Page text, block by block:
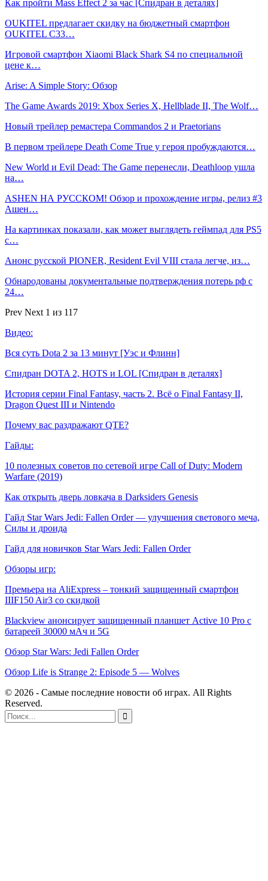
Как пройти Mass Effect 2 за час [Спидран в деталях]
OUKITEL предлагает скидку на бюджетный смартфон
OUKITEL C33…
Игровой смартфон Xiaomi Black Shark S4 по специальной
цене к…
Arise: A Simple Story: Обзор
The Game Awards 2019: Xbox Series X, Hellblade II, The Wolf…
Новый трейлер ремастера Commandos 2 и Praetorians
В первом трейлере Death Come True у героя пробуждаются…
New World и Evil Dead: The Game перенесли, Deathloop ушла
на…
ASHEN НА РУССКОМ! Обзор и прохождение игры, релиз #3
Ашен…
На картинках показали, как может выглядеть геймпад для PS5
с…
Анонс русской PIONER, Resident Evil VIII стала легче, из…
Обнародованы документальные подтверждения потерь рф с
24…
Prev Next 1 из 117
Видео:
Вся суть Dota 2 за 13 минут [Уэс и Флинн]
Спидран DOTA 2, HOTS и LOL [Спидран в деталях]
История серии Final Fantasy, часть 2. Всё о Final Fantasy II,
Dragon Quest III и Nintendo
Почему вас раздражают QTE?
Гайды:
10 полезных советов по сетевой игре Call of Duty: Modern
Warfare (2019)
Как открыть дверь ловкача в Darksiders Genesis
Гайд Star Wars Jedi: Fallen Order — улучшения светового меча,
Силы и дроида
Гайд для новичков Star Wars Jedi: Fallen Order
Обзоры игр:
Премьера на AliExpress – тонкий защищенный смартфон
IIIF150 Air3 со скидкой
Blackview анонсирует защищенный планшет Active 10 Pro с
батареей 30000 мАч и 5G
Обзор Star Wars: Jedi Fallen Order
Обзор Life is Strange 2: Episode 5 — Wolves
© 2026 - Самые последние новости об играх. All Rights
Reserved.